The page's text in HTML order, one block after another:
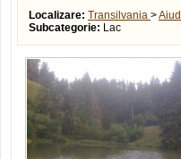
Localizare: Transilvania >Aiud
Subcategorie: Lac